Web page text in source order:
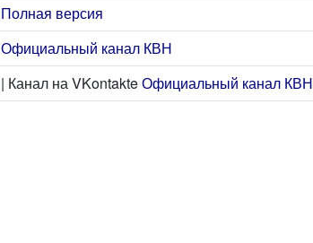
Полная версия
Официальный канал КВН
| Канал на VKontakteОфициальный канал КВН